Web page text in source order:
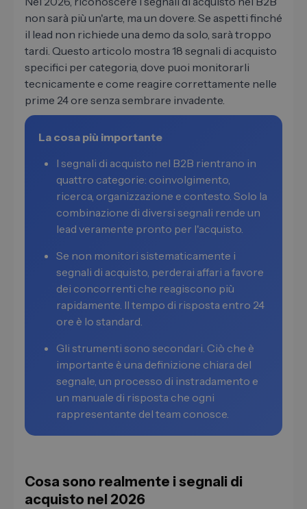
non sarà più un'arte, ma un dovere. Se aspetti finché
il lead non richiede una demo da solo, sarà troppo
tardi. Questo articolo mostra 18 segnali di acquisto
specifici per categoria, dove puoi monitorarli
tecnicamente e come reagire correttamente nelle
prime 24 ore senza sembrare invadente.
La cosa più importante
I segnali di acquisto nel B2B rientrano in
quattro categorie: coinvolgimento,
ricerca, organizzazione e contesto. Solo la
combinazione di diversi segnali rende un
lead veramente pronto per l'acquisto.
Se non monitori sistematicamente i
segnali di acquisto, perderai affari a favore
dei concorrenti che reagiscono più
rapidamente. Il tempo di risposta entro 24
ore è lo standard.
Gli strumenti sono secondari. Ciò che è
importante è una definizione chiara del
segnale, un processo di instradamento e
un manuale di risposta che ogni
rappresentante del team conosce.
Cosa sono realmente i segnali di
acquisto nel 2026